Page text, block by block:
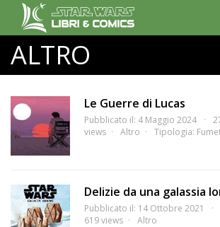
ALTRO
Le Guerre di Lucas
Pubblicato il: 4 Maggio 2024
views
Altro Tipologia:
Delizie da una galassia
Pubblicato il: 14 Ottobre 2021
619 views
Altro